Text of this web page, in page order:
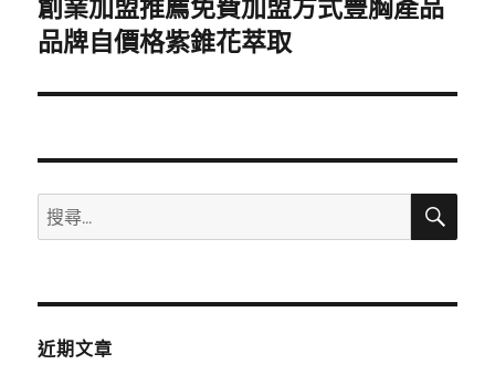
下
一
文
創業加盟推薦免費加盟方式豐胸產品
品牌自價格紫錐花萃取
搜
尋
鍵
搜
近期文章